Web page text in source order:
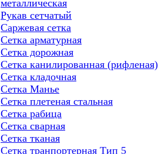
металлическая
Рукав сетчатый
Саржевая сетка
Сетка арматурная
Сетка дорожная
Сетка канилированная (рифленая)
Сетка кладочная
Сетка Манье
Сетка плетеная стальная
Сетка рабица
Сетка сварная
Сетка тканая
Сетка транпортерная Тип 5